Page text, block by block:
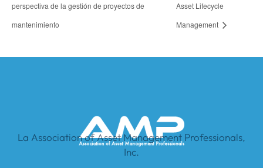
perspectiva de la gestión de proyectos de
mantenimiento
Asset Lifecycle
Management
La Association of Asset Management Professionals,
Inc.